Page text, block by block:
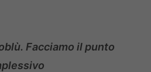
Facciamo il punto